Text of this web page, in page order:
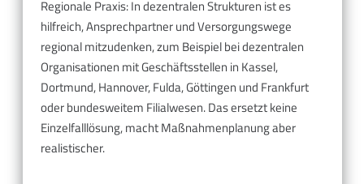
Regionale Praxis: In dezentralen Strukturen ist es
hilfreich, Ansprechpartner und Versorgungswege
regional mitzudenken, zum Beispiel bei dezentralen
Organisationen mit Geschäftsstellen in Kassel,
Dortmund, Hannover, Fulda, Göttingen und Frankfurt
oder bundesweitem Filialwesen. Das ersetzt keine
Einzelfalllösung, macht Maßnahmenplanung aber
realistischer.